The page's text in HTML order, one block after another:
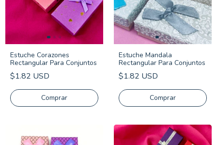
Estuche Corazones
Rectangular Para Conjuntos
$1.82 USD
Comprar
Estuche Mandala
Rectangular Para Conjuntos
$1.82 USD
Comprar